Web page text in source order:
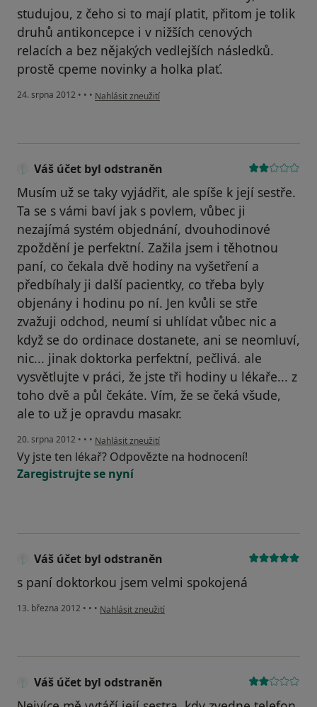
studujou, z čeho si to mají platit, přitom je tolik
druhů antikoncepce i v nižších cenových
relacích a bez nějakých vedlejších následků.
prostě cpeme novinky a holka plať.
24. srpna 2012 • • • podle názoru uživatele Váš účet byl odstraněn
Nahlásit zneužití
Váš účet byl odstraněn
Musím už se taky vyjádřit, ale spíše k její sestře.
Ta se s vámi baví jak s povlem, vůbec ji
nezajímá systém objednání, dvouhodinové
zpoždění je perfektní. Zažila jsem i těhotnou
paní, co čekala dvě hodiny na vyšetření a
předbíhaly ji další pacientky, co třeba byly
objenány i hodinu po ní. Jen kvůli se stře
zvažuji odchod, neumí si uhlídat vůbec nic a
když se do ordinace dostanete, ani se neomluví,
nic... jinak doktorka perfektní, pečlivá. ale
vysvětlujte v práci, že jste tři hodiny u lékaře... z
toho dvě a půl čekáte. Vím, že se čeká všude,
ale to už je opravdu masakr.
20. srpna 2012 • • • podle názoru uživatele Váš účet byl odstraněn
Nahlásit zneužití
Vy jste ten lékař? Odpovězte na hodnocení!
Zaregistrujte se nyní
Váš účet byl odstraněn
s paní doktorkou jsem velmi spokojená
13. března 2012 • • • podle názoru uživatele Váš účet byl odstraněn
Nahlásit zneužití
Váš účet byl odstraněn